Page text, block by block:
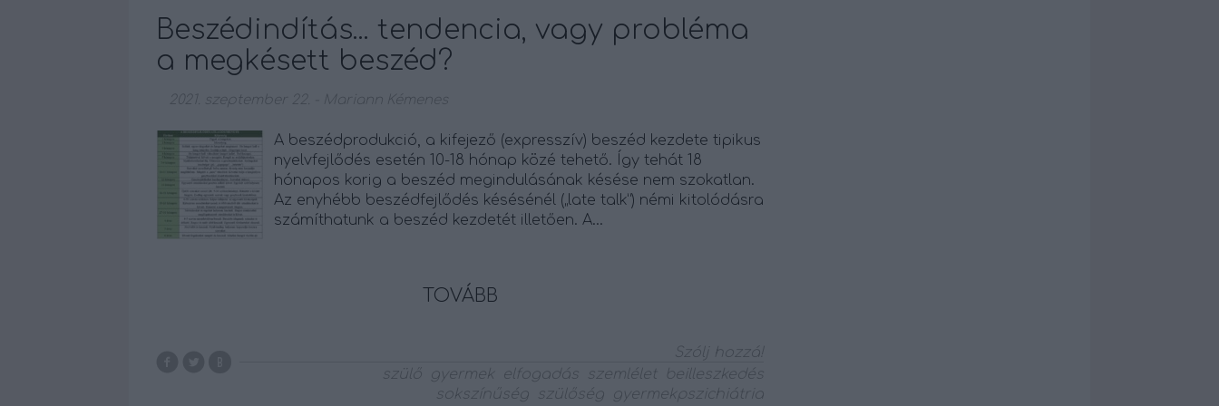
Beszédindítás... tendencia, vagy probléma
a megkésett beszéd?
2021. szeptember 22. Mariann Kémenes
A beszédprodukció, a kifejező (expresszív) beszéd kezdete tipikus
nyelvfejlődés esetén 10-18 hónap közé tehető. Így tehát 18
hónapos korig a beszéd megindulásának késése nem szokatlan.
Az enyhébb beszédfejlődés késésénél („late talk”) némi kitolódásra
számíthatunk a beszéd kezdetét illetően. A…
TOVÁBB
Szólj hozzá!
szülő
gyermek elfogadás szemlélet
beilleszkedés
sokszínűség
szülőség gyermekpszichiátria